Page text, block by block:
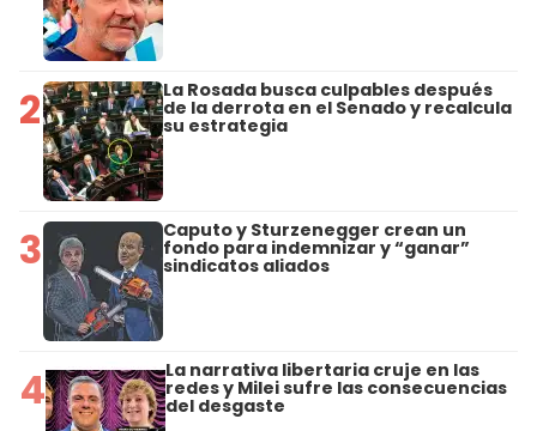
2 La Rosada busca culpables después
de la derrota en el Senado y recalcula
su estrategia
3 Caputo y Sturzenegger crean un
fondo para indemnizar y “ganar”
sindicatos aliados
4 La narrativa libertaria cruje en las
redes y Milei sufre las consecuencias
del desgaste